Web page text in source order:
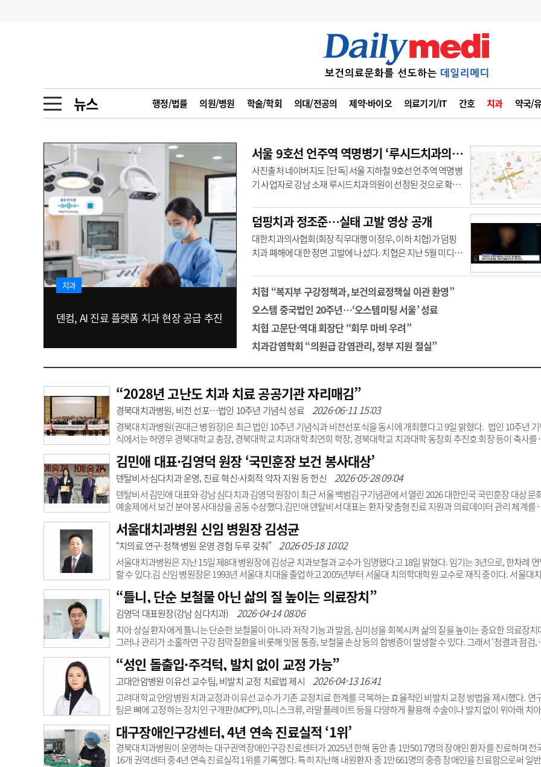
뉴스 행정/법률 의원/병원 학술/학회 의대/전공의 제약·바이오 의료기기/IT 간호 치과 약국/
금주의 검색어
1
의사인력 수급 추계
2
성분명 처방
3
AI의료
전공의 모집 결과
5
의사국시 합격률
6
관리급여 실시
지필공 지원책
8
수련환경 개선
9
의과대학 입시
10 약가인하
사고
수첩
인물 초대석 피플
포토뉴스 포토뉴스
메디 Hospital 지역병원 중소병원
인포메이션 행정처분 판례 유권해석 정책/통계 공시
학회·연수강좌 학회/연수강좌 행사
고객센터 회사소개 법적고지 광고안내
덴컴, AI 진료 플랫폼 치과 현장 공급 추진
치과
서울 9호선 언주역 역명병기 ‘루시드치과의원’
사진출처 네이버지도 [단독] 서울 지하철 9호선 언주역 역명병
기 사업자로 강남 소재 루시드치과의원이 선정된 것으로 확인
덤핑치과 정조준…실태 고발 영상 공개
대한치과의사협회(회장 직무대행 이정우, 이하 치협)가 덤핑
치과 폐해에 대한 정면 고발에 나섰다. 치협은 지난 5월 미디어
치협 “복지부 구강정책과, 보건의료정책실 이관 환영”
오스템 중국법인 20주년…‘오스템미팅 서울’ 성료
치협 고문단·역대 회장단 “회무 마비 우려”
치과감염학회 “의원급 감염관리, 정부 지원 절실”
“2028년 고난도 치과 치료 공공기관 자리매김”
경북대치과병원, 비전 선포…법인 10주년 기념식 성료 2026-06-11 15:03
경북대치과병원(권대근 병원장)은 최근 법인 10주년 기념식과 비전선포식을 동시에 개최했다고 9일 밝혔다. 법인 10주년 기
식에서는 허영우 경북대학교 총장, 경북대학교 치과대학 최연희 학장, 경북대학교 치과대학 동창회 추진호 회장 등이 축사를
석자들 간 화합의 시간을 가졌다.법인 10주년 비전선포식에는 권대근 병원장과 의사직, 보건직 등 다양한 직종의 직원들과 함께
2028년 고난도 치과치료 공공기관이라는 새 비전을 선포했다. 이번 비전 재수립은 지난 10년간 의료수익 증가(2016년 166억 원
→2025년 245억 원), 경영평가 등급 ..
김민애 대표·김영덕 원장 ‘국민훈장 보건 봉사대상’
덴탈비서·심다치과 운영, 진료 혁신·사회적 약자 지원 등 헌신 2026-05-28 09:04
덴탈비서 김민애 대표와 강남 심다치과 김영덕 원장이 최근 서울 백범김구기념관에서 열린 2026 대한민국 국민훈장 대상 문
예술제에서 보건 분야 봉사대상을 공동 수상했다.김민애 덴탈비서 대표는 환자 맞춤형 진료 지원과 의료데이터 관리 체계를
촉, 적극적으로 활동했다. 그는 협회와의 업무협약을 통해 희극인과 문화예술인을 대상으로 구강 건강교육을 진행하며 의료 봉
사 영역을 확장하고 있다.김영덕 원장은 국민 구강건강 증진과 사회적 약자를 위한 봉사 활동을 꾸준히 이어왔다. 그는 한부모가
정 지원 및 시각장애인 개안수술 후원, 진료봉사 등 다양한 사회공헌 활동을 펼쳐왔..
서울대치과병원 신임 병원장 김성균
“치의료 연구·정책·병원 운영 경험 두루 갖춰” 2026-05-18 10:02
서울대치과병원은 지난 15일 제8대 병원장에 김성균 치과보철과 교수가 임명됐다고 18일 밝혔다. 임기는 3년으로, 한차례 연
할 수 있다.김 신임 병원장은 1993년 서울대 치대을 졸업하고 2005년부터 서울대 치의학대학원 교수로 재직 중이다. 서울대
장애인치과병원장을 역임했다.학계에서는 3D 프린팅과 빅데이터 바이오융합, 인공지능(AI) 기반 치의료 연구 분야 전문가로 평
가받는다. SCI급 논문 100여 편을 발표했으며 대한구강악안면임플란트학회와 아시아치과보철학회, 대한치과보철학회 등에서
회장직을 맡아왔다.보건정책 분야에서는 대한치과의사협회 치과의료정책연구원 부원장과 건강보험심..
“틀니, 단순 보철물 아닌 삶의 질 높이는 의료장치”
김영덕 대표원장(강남 심다치과) 2026-04-14 08:06
치아 상실 환자에게 틀니는 단순한 보철물이 아니라 저작 기능과 발음, 심미성을 회복시켜 삶의 질을 높이는 중요한 의료장치
그러나 관리가 소홀하면 구강 점막질환을 비롯해 잇몸 통증, 보철물 손상 등의 합병증이 발생할 수 있다. 그래서 ‘청결과 점검,
식물 잔사가 쉽게 부착돼 세균의 온상이 될 수 있다. 매일 전용 세정제와 틀니 칫솔을 사용해 세척해야 하며, 일반 치약은 연마제
가 포함돼 표면 손상을 유발할 수 있어 가급적 사용을 자제해야 한다.또한 취침 전에는 틀니를 제거해 물이나 전용 용액에 담가둬
야 세균 증식을 억제하고 구강 점막의 휴식을 도울 수 있다.“틀니 관리 핵심..
“성인 돌출입·주걱턱, 발치 없이 교정 가능”
고대안암병원 이유선 교수팀, 비발치 교정 치료법 제시 2026-04-13 16:41
고려대학교 안암병원 치과교정과 이유선 교수가 기존 교정치료 한계를 극복하는 효율적인 비발치 교정 방법을 제시했다. 연
팀은 뼈에 고정하는 장치인 구개판(MCPP), 미니스크류, 라말 플레이트 등을 다양하게 활용해 수술이나 발치 없이 위아래 치
안면 비대칭, 앞니 개방교합이 동반된 20대 초반 남성 등 두 증례를 보고했다. 첫 번째 환자의 위턱에는 구개판(MCPP), 아래턱에
는 미니스크류를 적용했고, 두 번째 환자에게는 아래턱 한쪽에 라말 플레이트, 다른 한쪽에 미니스크류를 통해 치료를 진행했
치료 결과, 첫 번째 환자는 위아래 치열이 충분히 후방으로 이동해 입술 ..
대구장애인구강센터, 4년 연속 진료실적 ‘1위’
경북대치과병원이 운영하는 대구권역장애인구강진료센터가 2025년 한해 동안 총 1만5017명의 장애인 환자를 진료하며 전
16개 권역센터 중 4년 연속 진료실적 1위를 기록했다. 특히 지난해 내원환자 중 1만661명의 중증 장애인을 진료함으로써 일